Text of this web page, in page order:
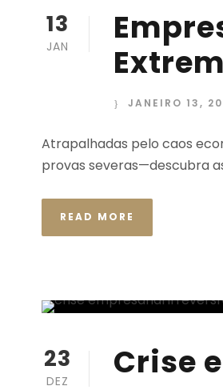
13
JAN
JANEIRO 13,
Atrapalhadas pelo caos
provas severas—descubra
READ MORE
23
DEZ Crise